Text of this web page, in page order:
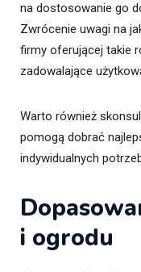
na dostosowanie go
Zwrócenie uwagi na
firmy oferującej takie
zadowalające
Warto również
pomogą dobrać
indywidualnych
i ogrodu